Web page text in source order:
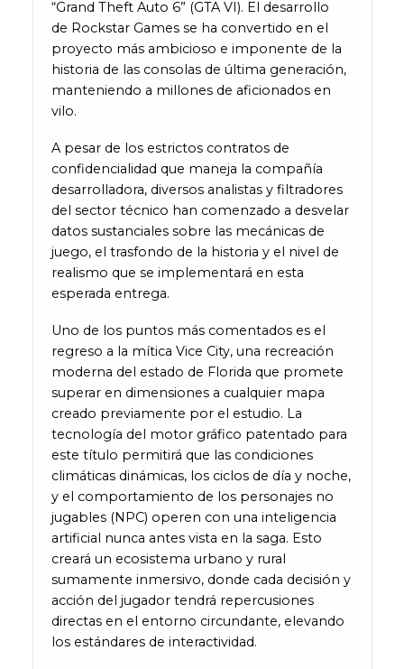
“Grand Theft Auto 6” (GTA VI). El desarrollo
de Rockstar Games se ha convertido en el
proyecto más ambicioso e imponente de la
historia de las consolas de última generación,
manteniendo a millones de aficionados en
vilo.
A pesar de los estrictos contratos de
confidencialidad que maneja la compañía
desarrolladora, diversos analistas y filtradores
del sector técnico han comenzado a desvelar
datos sustanciales sobre las mecánicas de
juego, el trasfondo de la historia y el nivel de
realismo que se implementará en esta
esperada entrega.
Uno de los puntos más comentados es el
regreso a la mítica Vice City, una recreación
moderna del estado de Florida que promete
superar en dimensiones a cualquier mapa
creado previamente por el estudio. La
tecnología del motor gráfico patentado para
este título permitirá que las condiciones
climáticas dinámicas, los ciclos de día y noche,
y el comportamiento de los personajes no
jugables (NPC) operen con una inteligencia
artificial nunca antes vista en la saga. Esto
creará un ecosistema urbano y rural
sumamente inmersivo, donde cada decisión y
acción del jugador tendrá repercusiones
directas en el entorno circundante, elevando
los estándares de interactividad.